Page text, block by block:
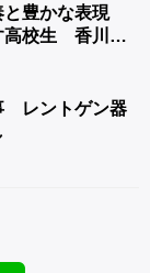
と豊かな表現
校生 香川
レントゲン器